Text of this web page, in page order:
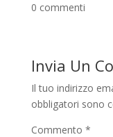
0 commenti
Invia Un
Il tuo indirizzo
obbligatori sono
Commento *